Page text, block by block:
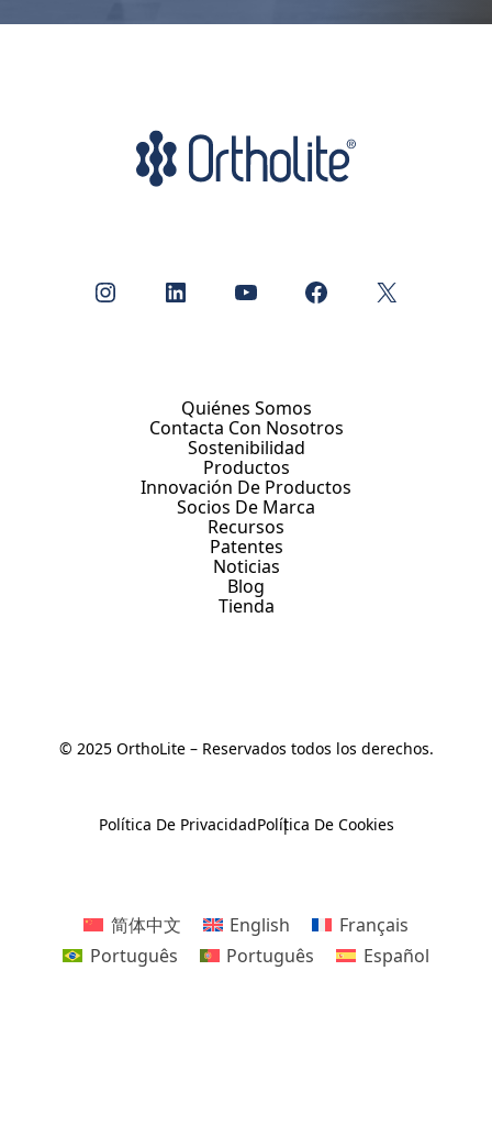
Instagram LinkedIn YouTube Facebook X
Quiénes Somos
Contacta Con Nosotros
Sostenibilidad
Productos
Innovación De Productos
Socios De Marca
Recursos
Patentes
Noticias
Blog
Tienda
© 2025 OrthoLite – Reservados todos los derechos.
Política De PrivacidadPolítica De Cookies
简体中文 English
Français
Português
Português Español